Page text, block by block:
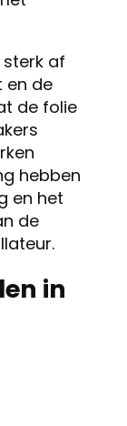
sterk af
en de
de folie
hebben
en het
de
in